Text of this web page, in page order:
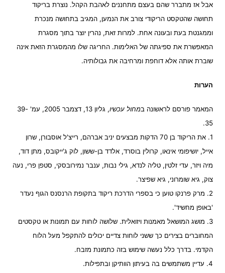
אבל אז מתברר שהם בעצם מתחננים לאהבת הקהל. נוצרת בריקוד
תחושה שהטקסט הריקודי צורב את הנמען, המגיב בתחושה מנכרת
וממגנטת בעת ובעונה אחת. למרות זאת, נהרין יוצר בתוך מסגרת
המאפשרת את ספיגתה של האלימות. החריגה שלו מהמסגרת הזאת אינה
שוברת אותה אלא דוחפת ומרחיבה את גבולותיה.
הערות
המאמר פורסם לראשונה במחול עכשיו
, גליון 13, דצמבר 2005, עמ' 39-
35.
1. את הריקוד בן 70 הדקות מבצעים יניב אברהם, רייצ'ל אוסבורן, שרון
אייל, יושיפומי אינאו, קרולין בוסרד, אלדד בן-ששון, לוק ג'ייקובס, מתן דוד,
מיה ויזר, עדי זלטין, טליה לנדא, גילי נבות, ענבר נמירובסקי, סטפן פרי, נעה
צוק, גיא שומרוני, גיא שפיצר.
2. מרק פרנקו טוען כי בספרי הדרכת ריקוד בתקופת הרנסנס הגוף נעדר
'באופן מחשיד'.
3. מושג המושאל מאמנות ויזואלית. שלושה לוחות עם תמונות או טקסטים
המחוברים בצירים כך ששני לוחות צדיים יכולים להתקפל מעל הלוח
הקדמי. בדרך כלל נעשה שימוש בזה כתמונת מזבח.
4. עדיין משתמשים בה בעיתון הוותיקן ובתפילות.